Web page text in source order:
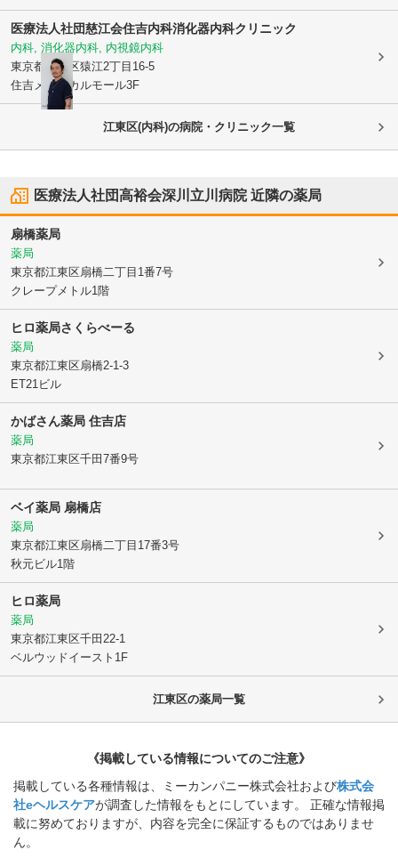
医療法人社団慈江会住吉内科消化器内科クリニック
内科, 消化器内科, 内視鏡内科
東京都江東区猿江2丁目16-5
住吉メディカルモール3F
江東区(内科)の病院・クリニック一覧
医療法人社団高裕会深川立川病院近隣の薬局
扇橋薬局
薬局
東京都江東区扇橋二丁目1番7号
クレープメトル1階
ヒロ薬局さくらべーる
薬局
東京都江東区扇橋2-1-3
ET21ビル
かばさん薬局 住吉店
薬局
東京都江東区千田7番9号
ベイ薬局 扇橋店
薬局
東京都江東区扇橋二丁目17番3号
秋元ビル1階
ヒロ薬局
薬局
東京都江東区千田22-1
ベルウッドイースト1F
江東区の薬局一覧
《掲載している情報についてのご注意》
掲載している各種情報は、ミーカンパニー株式会社および株式会
社eヘルスケアが調査した情報をもとにしています。 正確な情報掲
載に努めておりますが、内容を完全に保証するものではありませ
ん。